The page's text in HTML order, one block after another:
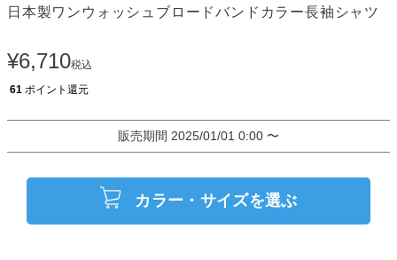
日本製ワンウォッシュブロードバンドカラー長袖シャツ
¥6,710税込
61 ポイント還元
販売期間 2025/01/01 0:00 〜
カラー・サイズを選ぶ